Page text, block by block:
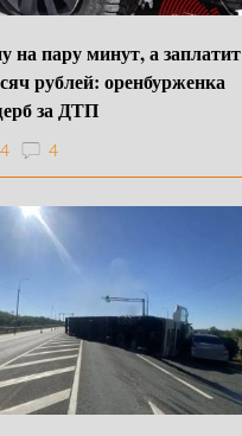
на пару минут, а заплатит
рублей: оренбурженка
за ДТП
4